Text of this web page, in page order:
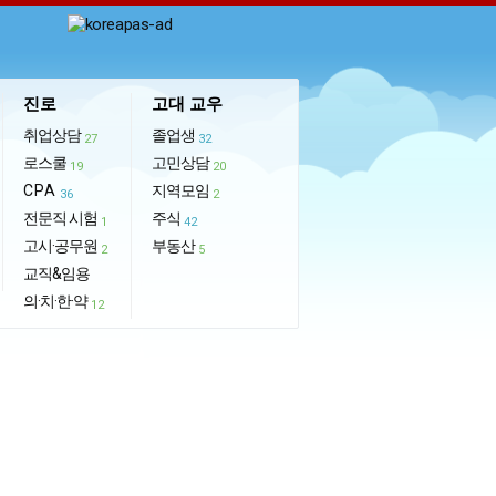
진로
취업상담 27
로스쿨 19
CPA 36
전문직 시험 1
고시·공무원 2
교직&임용
의·치·한·약 12
고대 교우
졸업생 32
고민상담 20
지역모임 2
주식 42
부동산 5